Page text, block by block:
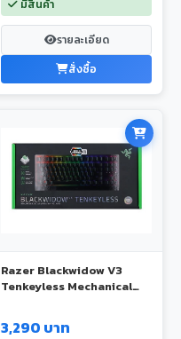
มีสินค้า
รายละเอียด
สั่งซื้อ
Razer Blackwidow V3
Tenkeyless Mechanical
3,290 บาท